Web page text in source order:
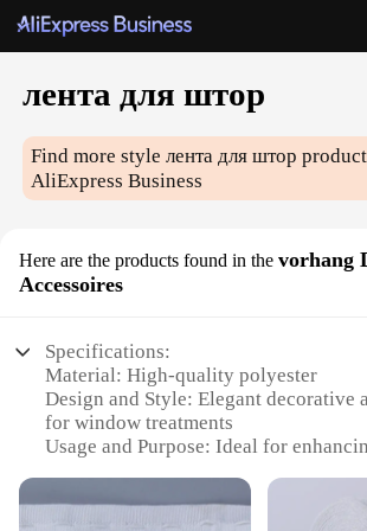
лента для штор
Find more styleлента для штор
AliExpress Business
Here are the products found in the vorhang
Accessoires
Specifications:
Material: High-quality polyester
Design and Style: Elegant decorative
for window treatments
Usage and Purpose: Ideal for
Shape or Size: Available in various
different window sizes